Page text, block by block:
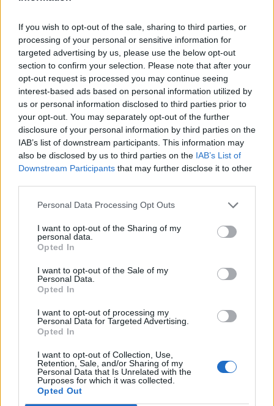
If you wish to opt-out of the sale, sharing to third parties, or
processing of your personal or sensitive information for
targeted advertising by us, please use the below opt-out
section to confirm your selection. Please note that after your
opt-out request is processed you may continue seeing
interest-based ads based on personal information utilized by
us or personal information disclosed to third parties prior to
your opt-out. You may separately opt-out of the further
disclosure of your personal information by third parties on the
IAB’s list of downstream participants. This information may
also be disclosed by us to third parties on the IAB’s List of
Downstream Participants that may further disclose it to other
Personal Data Processing Opt Outs
I want to opt-out of the Sharing of my
personal data.
Opted In
I want to opt-out of the Sale of my
Personal Data.
Opted In
I want to opt-out of processing my
Personal Data for Targeted Advertising.
Opted In
I want to opt-out of Collection, Use,
Retention, Sale, and/or Sharing of my
Personal Data that Is Unrelated with the
Purposes for which it was collected.
Opted Out
16:20
Κιλκίς: Καθυστερήσεις και αναμονή στο Τελωνείο
Ευζώνων, στο ρεύμα εξόδου από την Ελλάδα
Έβρος: Πυρκαγιά στη Γιαννούλη Σουφλίου -
Κινητοποιήθηκαν εναέρια μέσα
15:57
Ζελένσκι: Περισσότεροι από 50.000 Βορειοκορεάτες
ΣΧΕΤΙΚA AΡΘΡΑ
Ρέθυμνο: Εσπερίδα για τον Νικόλαο Παπαδογιαννάκη
Νικόλαο Παπαδογιαννάκη στο
"Θεομήτωρ"